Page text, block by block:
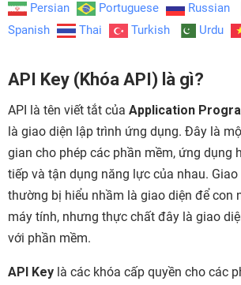
Persian
Portuguese Russian
Spanish
Thai Turkish Urdu
API Key (Khóa API) là gì?
API là tên viết tắt của Application
là giao diện lập trình ứng dụng. Đây là
gian cho phép các phần mềm, ứng dụng
tiếp và tận dụng năng lực của nhau.
thường bị hiểu nhầm là giao diện để con
máy tính, nhưng thực chất đây là giao
với phần mềm.
API Key là các khóa cấp quyền cho các